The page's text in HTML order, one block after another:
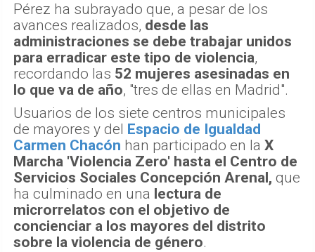
Pérez ha subrayado que, a pesar de los
avances realizados, desde las
administraciones se debe trabajar unidos
para erradicar este tipo de violencia,
recordando las 52 mujeres asesinadas en
lo que va de año, "tres de ellas en Madrid".
Usuarios de los siete centros municipales
de mayores y del Espacio de Igualdad
Carmen Chacón han participado en la X
Marcha 'Violencia Zero' hasta el Centro de
Servicios Sociales Concepción Arenal, que
ha culminado en una lectura de
microrrelatos con el objetivo de
concienciar a los mayores del distrito
sobre la violencia de género.